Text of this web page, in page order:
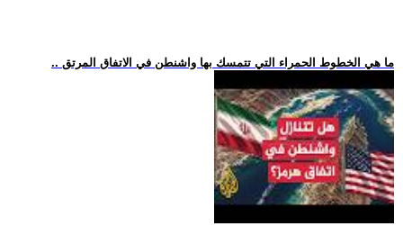
.. ما هي الخطوط الحمراء التي تتمسك بها واشنطن في الاتفاق المرتق